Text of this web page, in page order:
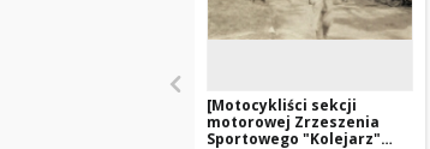
[Motocykliści sekcji
motorowej Zrzeszenia
Sportowego "Kolejarz"